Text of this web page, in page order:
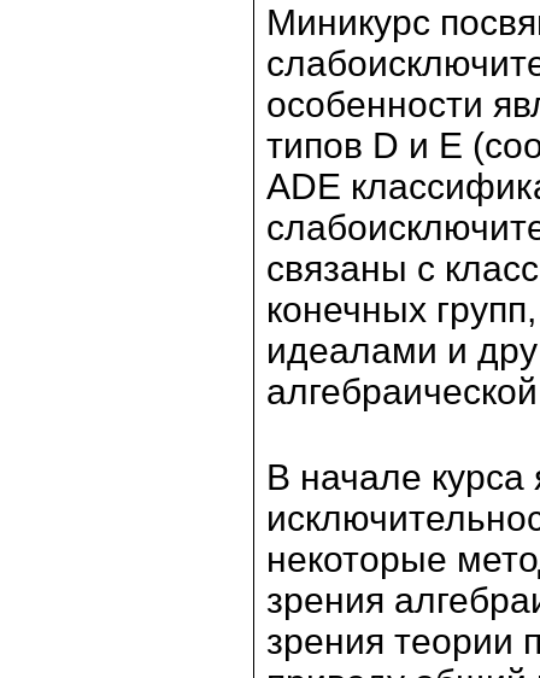
Миникурс
особенности
типов D и E
ADE
связаны с
конечных
идеалами и
В начале
некоторые
зрения
зрения теории